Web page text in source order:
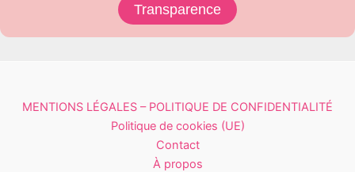
Transparence
MENTIONS LÉGALES – POLITIQUE DE CONFIDENTIALITÉ
Politique de cookies (UE)
Contact
À propos